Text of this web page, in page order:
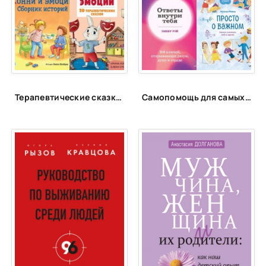
23
24
25
26
30
Терапевтические сказки для детей! Самопомощь для самых маленьких